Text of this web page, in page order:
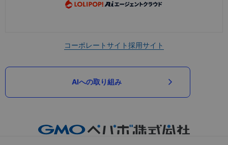
コーポレートサイト採用サイト
AIへの取り組み